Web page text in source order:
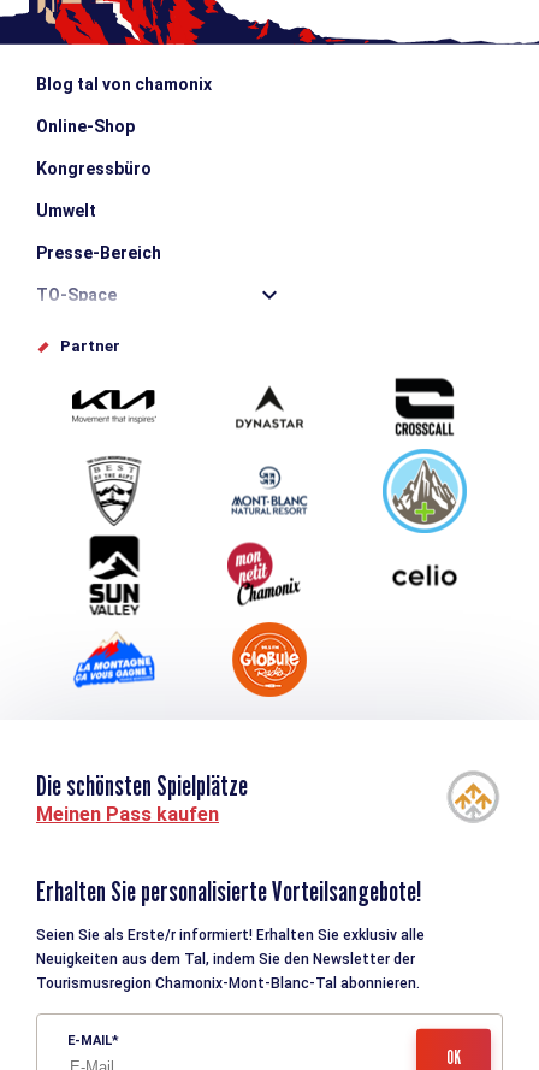
Blog tal von chamonix
Online-Shop
Kongressbüro
Umwelt
Presse-Bereich
TO-Space
Offices de tourisme
Schlagen Sie Ihr Event vor
Service groupes et séminaires
Herunterladen
Tourismus & Behinderung
Partner
Die schönsten Spielplätze
Meinen Pass kaufen
Erhalten Sie personalisierte Vorteilsangebote!
Seien Sie als Erste/r informiert! Erhalten Sie exklusiv alle
Neuigkeiten aus dem Tal, indem Sie den Newsletter der
Tourismusregion Chamonix-Mont-Blanc-Tal abonnieren.
E-MAIL